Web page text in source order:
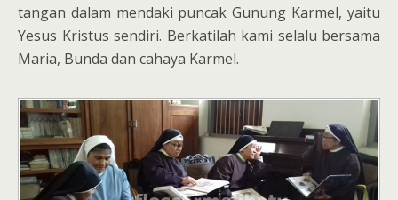
tangan dalam mendaki puncak Gunung Karmel, yaitu
Yesus Kristus sendiri. Berkatilah kami selalu bersama
Maria, Bunda dan cahaya Karmel.